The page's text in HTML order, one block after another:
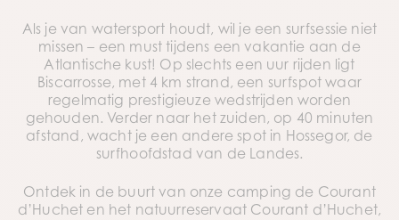
Als je van watersport houdt, wil je een surfsessie niet
missen – een must tijdens een vakantie aan de
Atlantische kust! Op slechts een uur rijden ligt
Biscarrosse, met 4 km strand, een surfspot waar
regelmatig prestigieuze wedstrijden worden
gehouden. Verder naar het zuiden, op 40 minuten
afstand, wacht je een andere spot in Hossegor, de
surfhoofdstad van de Landes.
Ontdek in de buurt van onze camping de Courant
d’Huchet en het natuurreservaat Courant d’Huchet,